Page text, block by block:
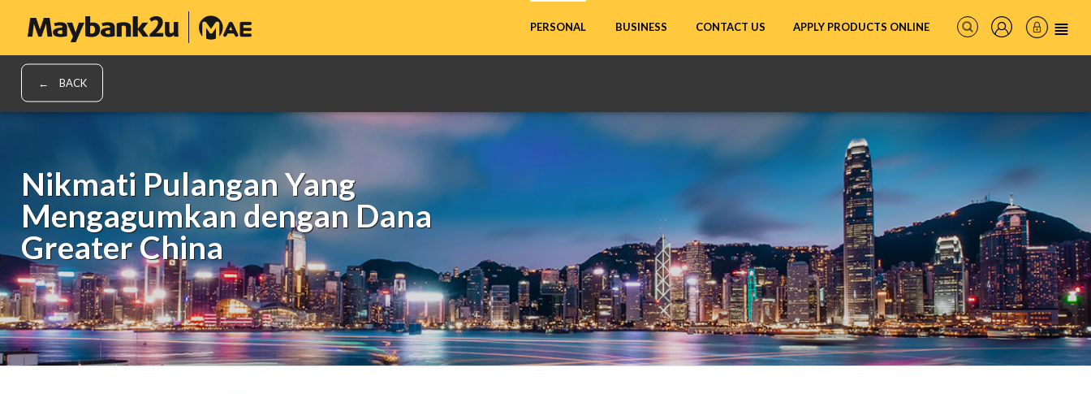
PERSONAL BUSINESS CONTACT US APPLY PRODUCTS ONLINE
BACK
Nikmati Pulangan Yang
Mengagumkan dengan Dana
Greater China